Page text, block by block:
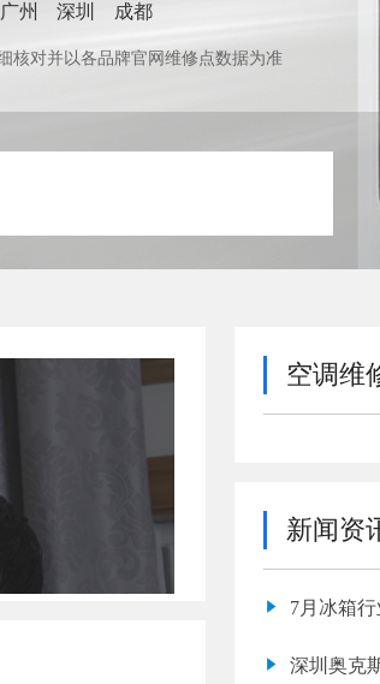
广州 深圳 成都
核对并以各品牌官网维修点数据为准
空调维
新闻资
7月冰箱
深圳奥克